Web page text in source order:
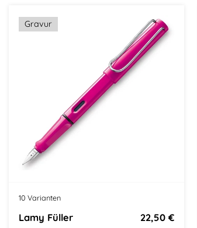
Gravur
10 Varianten
Lamy Füller 22,50 €